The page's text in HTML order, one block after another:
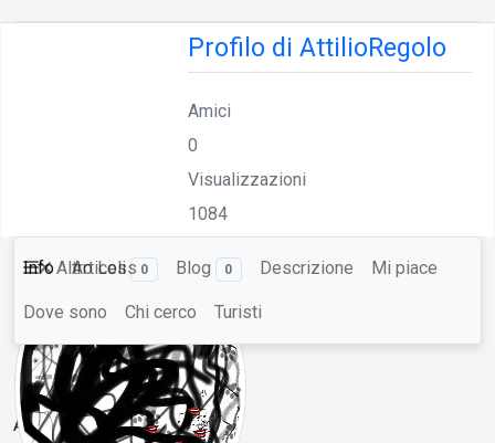
Profilo di AttilioRegolo
Amici
0
Visualizzazioni
1084
Info Articoli 0 Blog 0 Descrizione Mi piace
Dove sono Chi cerco Turisti
Altro Less
Nome formattato
AttilioRegolo